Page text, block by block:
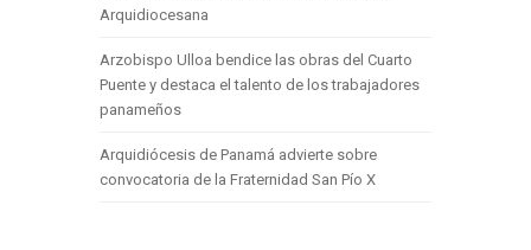
Arquidiocesana
Arzobispo Ulloa bendice las obras del Cuarto
Puente y destaca el talento de los trabajadores
panameños
Arquidiócesis de Panamá advierte sobre
convocatoria de la Fraternidad San Pío X